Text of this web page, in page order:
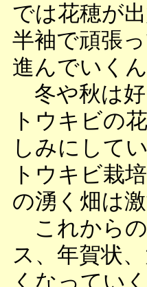
では花穂が
半袖で頑張
進んでいく
冬や秋は
トウキビの
しみにして
トウキビ栽
の湧く畑は
これからの
ス、年賀状
くなってい